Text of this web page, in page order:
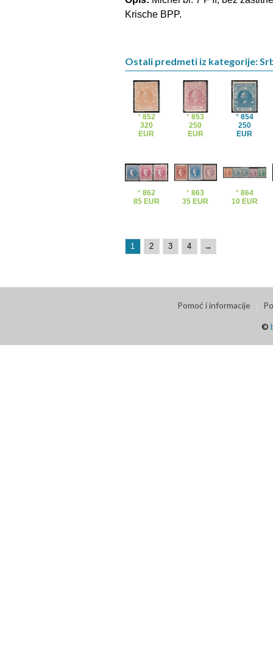
Krische BPP.
Ostali predmeti iz kategorije:
* 852
320
EUR
*853
250
EUR
* 854
250
EUR
* 862
85 EUR
*863
35 EUR
* 864
10 EUR
1 2 3 4 →
Pomoć i informacije
©